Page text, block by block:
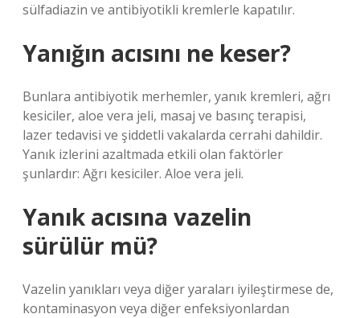
sülfadiazin ve antibiyotikli kremlerle kapatılır.
Yanığın acısını ne keser?
Bunlara antibiyotik merhemler, yanık kremleri, ağrı
kesiciler, aloe vera jeli, masaj ve basınç terapisi,
lazer tedavisi ve şiddetli vakalarda cerrahi dahildir.
Yanık izlerini azaltmada etkili olan faktörler
şunlardır: Ağrı kesiciler. Aloe vera jeli.
Yanık acısına vazelin
sürülür mü?
Vazelin yanıkları veya diğer yaraları iyileştirmese de,
kontaminasyon veya diğer enfeksiyonlardan